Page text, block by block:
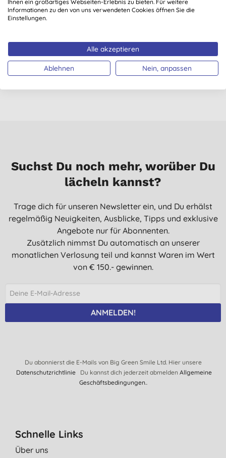
Duschgel
14,40 € KAUFEN
Organic Bump Butter
- Bio Körperbutter für
Schwangere 175g
30,90 € KAUFEN
Suchst Du noch mehr, worüber Du
lächeln kannst?
Trage dich für unseren Newsletter ein, und Du erhälst
regelmäßig Neuigkeiten, Ausblicke, Tipps und exklusive
Angebote nur für Abonnenten.
Zusätzlich nimmst Du automatisch an unserer
monatlichen Verlosung teil und kannst Waren im Wert
von € 150.- gewinnen.
ANMELDEN!
Du abonnierst die E-Mails von Big Green Smile Ltd. Hier unsere
DatenschutzrichtlinieDu kannst dich jederzeit abmelden Allgemeine
Geschäftsbedingungen..
Schnelle Links
Über uns
Ihnen ein großartiges Webseiten-Erlebnis zu bieten. Für weitere
Informationen zu den von uns verwendeten Cookies öffnen Sie die
Einstellungen.
Alle akzeptieren
Ablehnen Nein, anpassen